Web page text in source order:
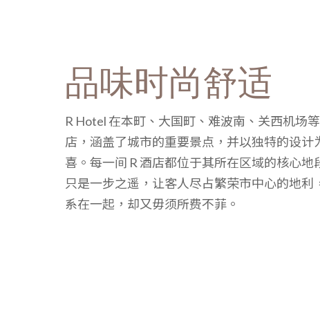
品味时尚舒适
R Hotel 在本町、大国町、难波南、关西机场
店，涵盖了城市的重要景点，并以独特的设计
喜。每一间 R 酒店都位于其所在区域的核心
只是一步之遥，让客人尽占繁荣市中心的地利
系在一起，却又毋须所费不菲。